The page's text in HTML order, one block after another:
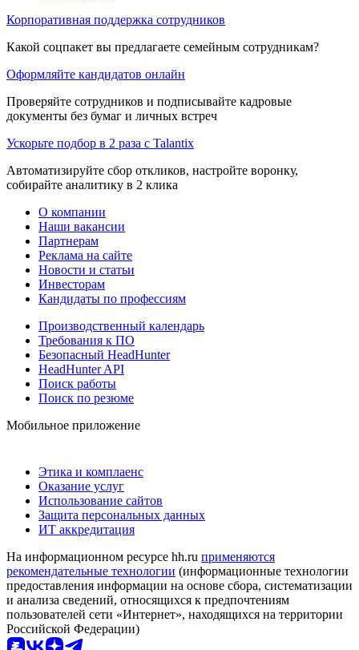
Корпоративная поддержка сотрудников
Какой соцпакет вы предлагаете семейным сотрудникам?
Оформляйте кандидатов онлайн
Проверяйте сотрудников и подписывайте кадровые
документы без бумаг и личных встреч
Ускорьте подбор в 2 раза с Talantix
Автоматизируйте сбор откликов, настройте воронку,
собирайте аналитику в 2 клика
О компании
Наши вакансии
Партнерам
Реклама на сайте
Новости и статьи
Инвесторам
Кандидаты по профессиям
Производственный календарь
Требования к ПО
Безопасный HeadHunter
HeadHunter API
Поиск работы
Поиск по резюме
Мобильное приложение
Этика и комплаенс
Оказание услуг
Использование сайтов
Защита персональных данных
ИТ аккредитация
На информационном ресурсе hh.ru применяются
рекомендательные технологии (информационные технологии
предоставления информации на основе сбора, систематизации
и анализа сведений, относящихся к предпочтениям
пользователей сети «Интернет», находящихся на территории
Российской Федерации)